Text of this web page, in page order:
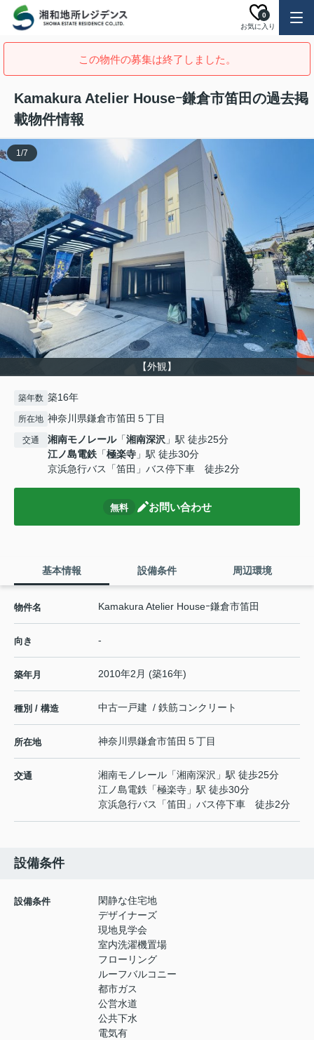
お気に入り
0
この物件の募集は終了しました。
Kamakura Atelier Houseｰ鎌倉市笛田の過去掲
載物件情報
【外観】
1/7
築年数 築16年
所在地 神奈川県鎌倉市笛田５丁目
交通 湘南モノレール「湘南深沢 」駅 徒歩25分
江ノ島電鉄 「極楽寺 」駅 徒歩30分
京浜急行バス「笛田」バス停下車 徒歩2分
無料 お問い合わせ
基本情報 設備条件 周辺環境
物件名 Kamakura Atelier Houseｰ鎌倉市笛田
向き -
築年月 2010年2月 (築16年)
種別 / 構造 中古一戸建 / 鉄筋コンクリート
所在地 神奈川県鎌倉市笛田 ５丁目
交通 湘南モノレール 「湘南深沢 」駅 徒歩25分
江ノ島電鉄 「極楽寺 」駅 徒歩30分
京浜急行バス「笛田」バス停下車 徒歩2分
設備条件
設備条件
閑静な住宅地
デザイナーズ
現地見学会
室内洗濯機置場
フローリング
ルーフバルコニー
都市ガス
公営水道
公共下水
電気有